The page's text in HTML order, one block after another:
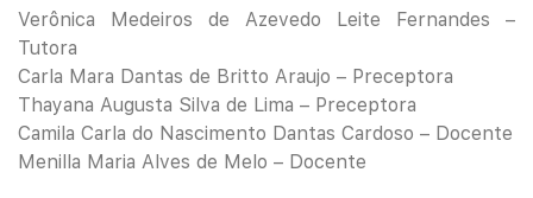
Verônica Medeiros de Azevedo Leite Fernandes –
Tutora
Carla Mara Dantas de Britto Araujo – Preceptora
Thayana Augusta Silva de Lima – Preceptora
Camila Carla do Nascimento Dantas Cardoso – Docente
Menilla Maria Alves de Melo – Docente